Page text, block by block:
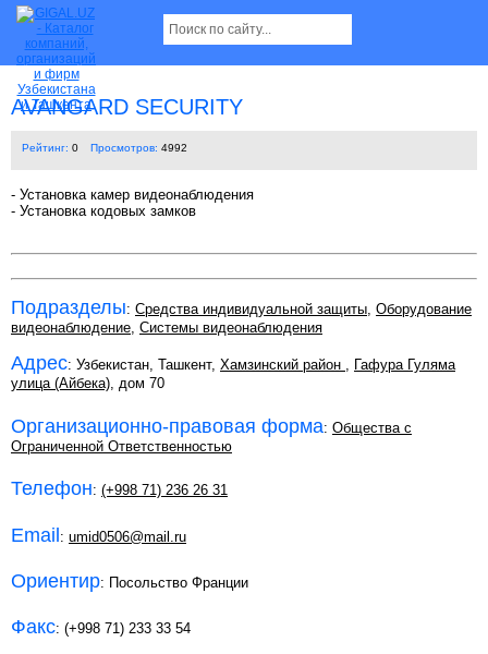
AVANGARD SECURITY
Рейтинг: 0 Просмотров: 4992
- Установка камер видеонаблюдения
- Установка кодовых замков
Подразделы: Средства индивидуальной защиты, Оборудование
видеонаблюдение, Системы видеонаблюдения
Адрес: Узбекистан, Ташкент, Хамзинский район , Гафура Гуляма
улица (Айбека), дом 70
Организационно-правовая форма: Общества с
Ограниченной Ответственностью
Телефон: (+998 71) 236 26 31
Email: umid0506@mail.ru
Ориентир: Посольство Франции
Факс: (+998 71) 233 33 54